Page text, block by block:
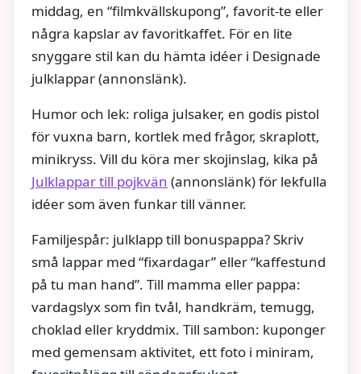
middag, en “filmkvällskupong”, favorit-te eller
några kapslar av favoritkaffet. För en lite
snyggare stil kan du hämta idéer i Designade
julklappar (annonslänk).
Humor och lek: roliga julsaker, en godis pistol
för vuxna barn, kortlek med frågor, skraplott,
minikryss. Vill du köra mer skojinslag, kika på
Julklappar till pojkvän (annonslänk) för lekfulla
idéer som även funkar till vänner.
Familjespår: julklapp till bonuspappa? Skriv
små lappar med “fixardagar” eller “kaffestund
på tu man hand”. Till mamma eller pappa:
vardagslyx som fin tvål, handkräm, temugg,
choklad eller kryddmix. Till sambon: kuponger
med gemensam aktivitet, ett foto i miniram,